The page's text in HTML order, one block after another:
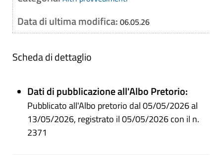
Data di ultima modifica: 06.05.26
Scheda di dettaglio
Dati di pubblicazione all'Albo Pretorio:
Pubblicato all'Albo pretorio dal 05/05/2026 al
13/05/2026, registrato il 05/05/2026 con il n.
2371